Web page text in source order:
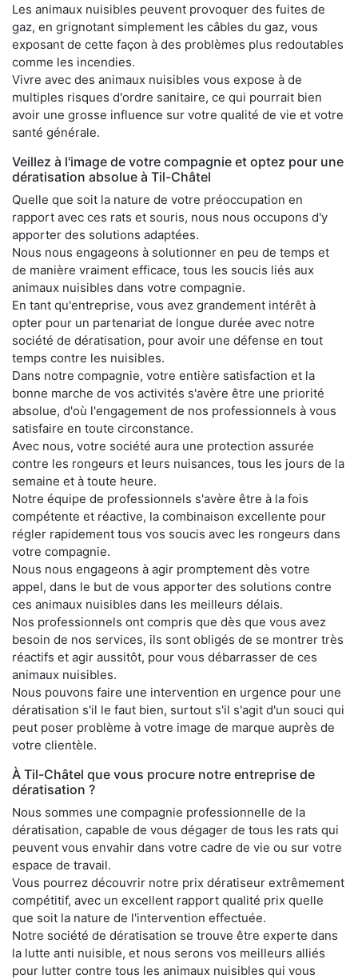
Les animaux nuisibles peuvent provoquer des fuites de
gaz, en grignotant simplement les câbles du gaz, vous
exposant de cette façon à des problèmes plus redoutables
comme les incendies.
Vivre avec des animaux nuisibles vous expose à de
multiples risques d'ordre sanitaire, ce qui pourrait bien
avoir une grosse influence sur votre qualité de vie et votre
santé générale.
Veillez à l'image de votre compagnie et optez pour une
dératisation absolue à Til-Châtel
Quelle que soit la nature de votre préoccupation en
rapport avec ces rats et souris, nous nous occupons d'y
apporter des solutions adaptées.
Nous nous engageons à solutionner en peu de temps et
de manière vraiment efficace, tous les soucis liés aux
animaux nuisibles dans votre compagnie.
En tant qu'entreprise, vous avez grandement intérêt à
opter pour un partenariat de longue durée avec notre
société de dératisation, pour avoir une défense en tout
temps contre les nuisibles.
Dans notre compagnie, votre entière satisfaction et la
bonne marche de vos activités s'avère être une priorité
absolue, d'où l'engagement de nos professionnels à vous
satisfaire en toute circonstance.
Avec nous, votre société aura une protection assurée
contre les rongeurs et leurs nuisances, tous les jours de la
semaine et à toute heure.
Notre équipe de professionnels s'avère être à la fois
compétente et réactive, la combinaison excellente pour
régler rapidement tous vos soucis avec les rongeurs dans
votre compagnie.
Nous nous engageons à agir promptement dès votre
appel, dans le but de vous apporter des solutions contre
ces animaux nuisibles dans les meilleurs délais.
Nos professionnels ont compris que dès que vous avez
besoin de nos services, ils sont obligés de se montrer très
réactifs et agir aussitôt, pour vous débarrasser de ces
animaux nuisibles.
Nous pouvons faire une intervention en urgence pour une
dératisation s'il le faut bien, surtout s'il s'agit d'un souci qui
peut poser problème à votre image de marque auprès de
votre clientèle.
À Til-Châtel que vous procure notre entreprise de
dératisation ?
Nous sommes une compagnie professionnelle de la
dératisation, capable de vous dégager de tous les rats qui
peuvent vous envahir dans votre cadre de vie ou sur votre
espace de travail.
Vous pourrez découvrir notre prix dératiseur extrêmement
compétitif, avec un excellent rapport qualité prix quelle
que soit la nature de l'intervention effectuée.
Notre société de dératisation se trouve être experte dans
la lutte anti nuisible, et nous serons vos meilleurs alliés
pour lutter contre tous les animaux nuisibles qui vous